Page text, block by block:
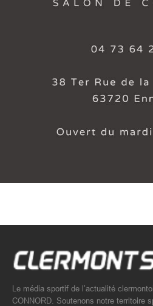
Le média sportif de l’actualité
CONNORD. Soutenons notre territoire